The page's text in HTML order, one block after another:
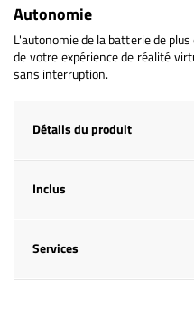
Autonomie
L'autonomie de la batterie de
de votre expérience de réalité
sans interruption.
Détails du produit
Inclus
Services